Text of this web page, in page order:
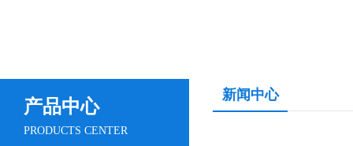
产品中心
PRODUCTS CENTER
新闻中心